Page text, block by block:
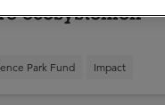
ecosystemen
Park Fund Impact